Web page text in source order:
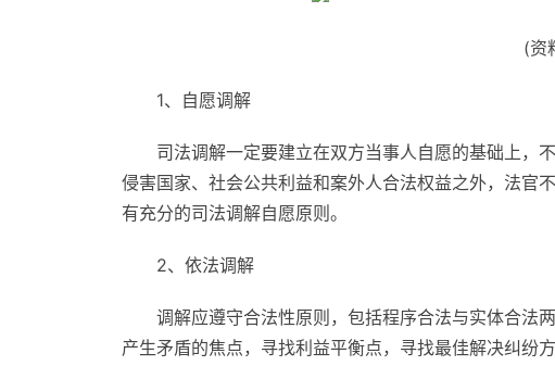
(资
1、自愿调解
司法调解一定要建立在双方当事人自愿的基础上，
侵害国家、社会公共利益和案外人合法权益之外，法官
有充分的司法调解自愿原则。
2、依法调解
调解应遵守合法性原则，包括程序合法与实体合法
产生矛盾的焦点，寻找利益平衡点，寻找最佳解决纠纷